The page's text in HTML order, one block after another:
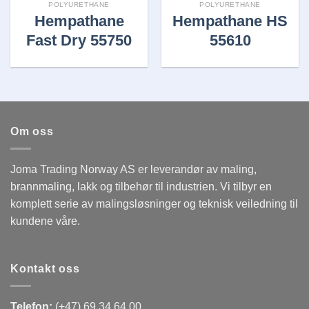
POLYURETHANE
Hempathane
Fast Dry 55750
POLYURETHANE
Hempathane HS
55610
Om oss
Joma Trading Norway AS er leverandør av maling,
brannmaling, lakk og tilbehør til industrien. Vi tilbyr en
komplett serie av malingsløsninger og teknisk veiledning til
kundene våre.
Kontakt oss
Telefon: (+47) 69 34 64 00